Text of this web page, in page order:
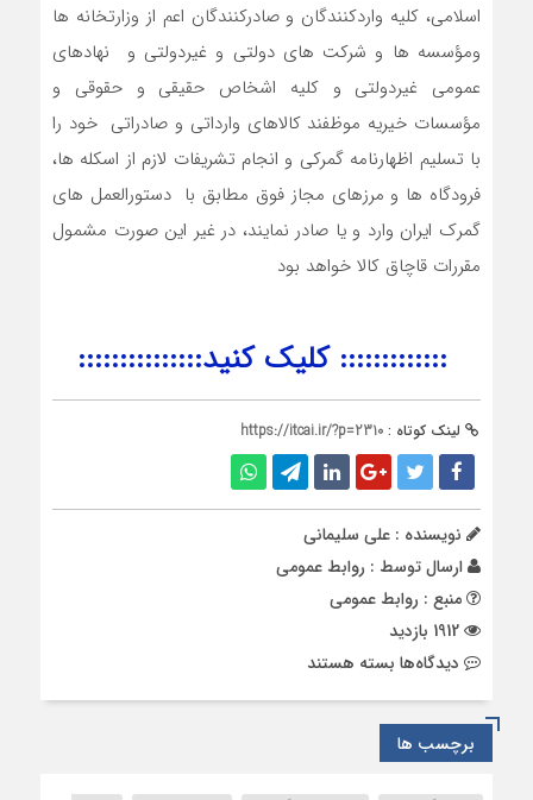
اسلامي، كليه واردكنندگان و صادركنندگان اعم از وزارتخانه ها
ومؤسسه ها و شركت هاي دولتي و غيردولتي و نهادهاي
عمومي غيردولتي و كليه اشخاص حقيقي و حقوقي و
مؤسسات خيريه موظفند كالاهاي وارداتي و صادراتي خود را
با تسليم اظهارنامه گمركي و انجام تشريفات لازم از اسكله ها،
فرودگاه ها و مرزهاي مجاز فوق مطابق با دستورالعمل هاي
گمرك ايران وارد و يا صادر نمايند، در غير اين صورت مشمول
مقررات قاچاق كالا خواهد بود
::::::::::::: کلیک کنید:::::::::::::::
لینک کوتاه : https://itcai.ir/?p=2310
نویسنده : علی سلیمانی
ارسال توسط : روابط عمومی
منبع : روابط عمومی
دیدگاه‌ها برای
گمركات
كشور
بسته هستند
برچسب ها